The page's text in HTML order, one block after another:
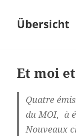
Übersicht
Et moi
Quatre
du MOI, à
Nouveaux